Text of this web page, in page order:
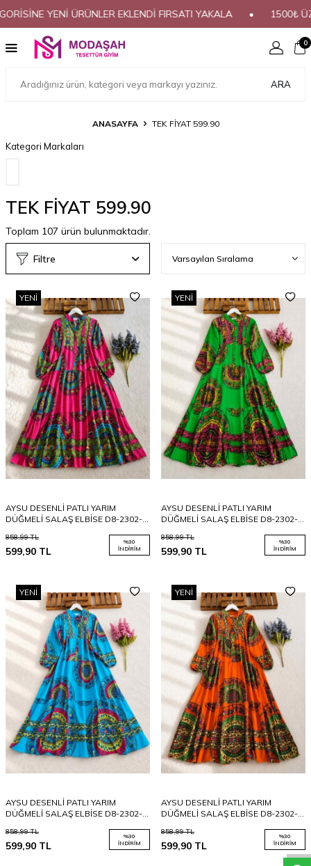
YENİ ÜRÜNLER EKLENDİ FIRSATI YAKALA • 1500₺ ÜZERİ
W
h
a
t
a
p
p
D
e
s
t
e
H
a
t
t
ARA
0
ANASAYFA TEK FİYAT 599.90
Kategori Markaları
TEK FİYAT 599.90
Toplam 107 ürün bulunmaktadır.
Filtre
YENI
AYSU DESENLİ PATLI YARIM
DÜĞMELİ SALAŞ ELBİSE D8-2302-
858,99TL
599,90 TL
%30
İNDIRIM
YENI
AYSU DESENLİ PATLI YARIM
DÜĞMELİ SALAŞ ELBİSE D8-2302-
858,99TL
599,90 TL
%30
İNDIRIM
YENI
AYSU DESENLİ PATLI YARIM
DÜĞMELİ SALAŞ ELBİSE D8-2302-
858,99TL
599,90 TL
%30
İNDIRIM
YENI
AYSU DESENLİ PATLI YARIM
DÜĞMELİ SALAŞ ELBİSE D8-2302-
858,99TL
599,90 TL
%30
İNDIRIM